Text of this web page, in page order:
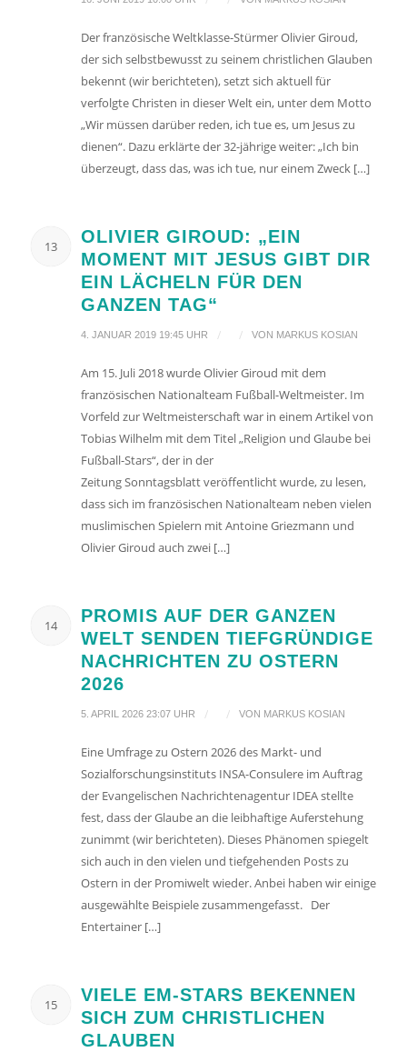
Der französische Weltklasse-Stürmer Olivier Giroud,
der sich selbstbewusst zu seinem christlichen Glauben
bekennt (wir berichteten), setzt sich aktuell für
verfolgte Christen in dieser Welt ein, unter dem Motto
„Wir müssen darüber reden, ich tue es, um Jesus zu
dienen“. Dazu erklärte der 32-jährige weiter: „Ich bin
überzeugt, dass das, was ich tue, nur einem Zweck […]
13
OLIVIER GIROUD: „EIN
MOMENT MIT JESUS GIBT DIR
EIN LÄCHELN FÜR DEN
GANZEN TAG“
4. JANUAR 2019 19:45 UHR / / VON MARKUS KOSIAN
Am 15. Juli 2018 wurde Olivier Giroud mit dem
französischen Nationalteam Fußball-Weltmeister. Im
Vorfeld zur Weltmeisterschaft war in einem Artikel von
Tobias Wilhelm mit dem Titel „Religion und Glaube bei
Fußball-Stars“, der in der
Zeitung Sonntagsblatt veröffentlicht wurde, zu lesen,
dass sich im französischen Nationalteam neben vielen
muslimischen Spielern mit Antoine Griezmann und
Olivier Giroud auch zwei […]
14
PROMIS AUF DER GANZEN
WELT SENDEN TIEFGRÜNDIGE
NACHRICHTEN ZU OSTERN
2026
5. APRIL 2026 23:07 UHR / / VON MARKUS KOSIAN
Eine Umfrage zu Ostern 2026 des Markt- und
Sozialforschungsinstituts INSA-Consulere im Auftrag
der Evangelischen Nachrichtenagentur IDEA stellte
fest, dass der Glaube an die leibhaftige Auferstehung
zunimmt (wir berichteten). Dieses Phänomen spiegelt
sich auch in den vielen und tiefgehenden Posts zu
Ostern in der Promiwelt wieder. Anbei haben wir einige
ausgewählte Beispiele zusammengefasst. Der
Entertainer […]
15
VIELE EM-STARS BEKENNEN
SICH ZUM CHRISTLICHEN
GLAUBEN